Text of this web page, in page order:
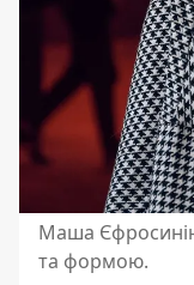
Маша
та формою.